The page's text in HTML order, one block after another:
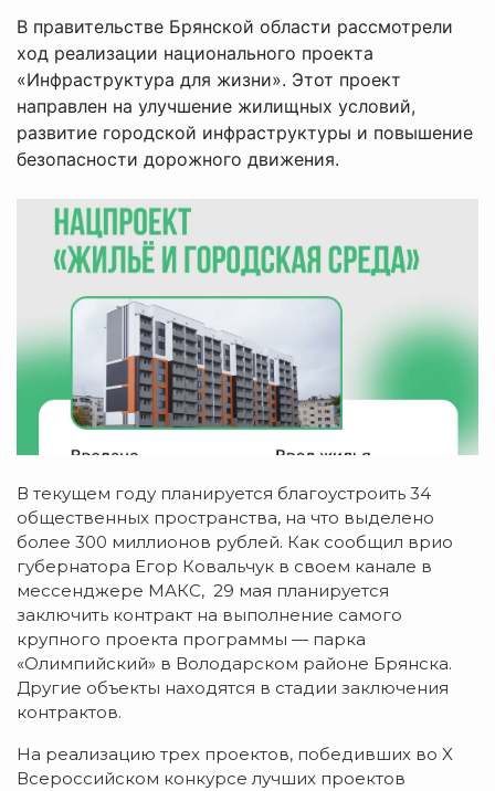
В правительстве Брянской области рассмотрели
ход реализации национального проекта
«Инфраструктура для жизни». Этот проект
направлен на улучшение жилищных условий,
развитие городской инфраструктуры и повышение
безопасности дорожного движения.
В текущем году планируется благоустроить 34
общественных пространства, на что выделено
более 300 миллионов рублей. Как сообщил врио
губернатора Егор Ковальчук в своем канале в
мессенджере МАКС, 29 мая планируется
заключить контракт на выполнение самого
крупного проекта программы — парка
«Олимпийский» в Володарском районе Брянска.
Другие объекты находятся в стадии заключения
контрактов.
На реализацию трех проектов, победивших во X
Всероссийском конкурсе лучших проектов